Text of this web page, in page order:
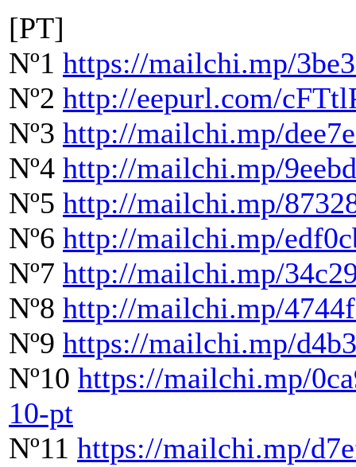
[PT]
Nº1 https://mailchi.mp/
Nº2 http://eepurl.com/
Nº3 http://mailchi.mp/
Nº4 http://mailchi.mp/
Nº5 http://mailchi.mp/
Nº6 http://mailchi.mp/
Nº7 http://mailchi.mp/
Nº8 http://mailchi.mp/
Nº9 https://mailchi.mp/
Nº10 https://mailchi.mp/
10-pt
Nº11 https://mailchi.mp/